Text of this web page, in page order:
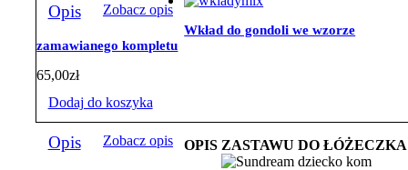
Opis Zobacz opis
Wkład do gondoli we wzorze
zamawianego kompletu
65,00zł
Dodaj do koszyka
Opis Zobacz opis OPIS ZASTAWU DO ŁÓŻECZKA